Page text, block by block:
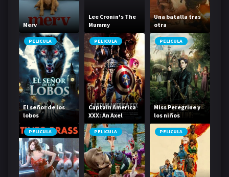
Merv
Lee Cronin's The
Mummy
Una batalla tras
otra
PELICULA
El señor de los
lobos
PELICULA
Captain America
XXX: An Axel
Braun Parody
PELICULA
Miss Peregrine y
los niños
peculiares
PELICULA PELICULA PELICULA